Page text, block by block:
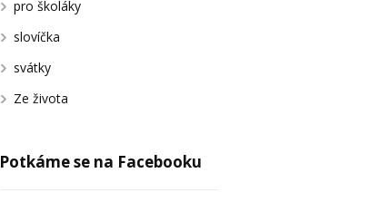
pro školáky
slovíčka
svátky
Ze života
Potkáme se na Facebooku